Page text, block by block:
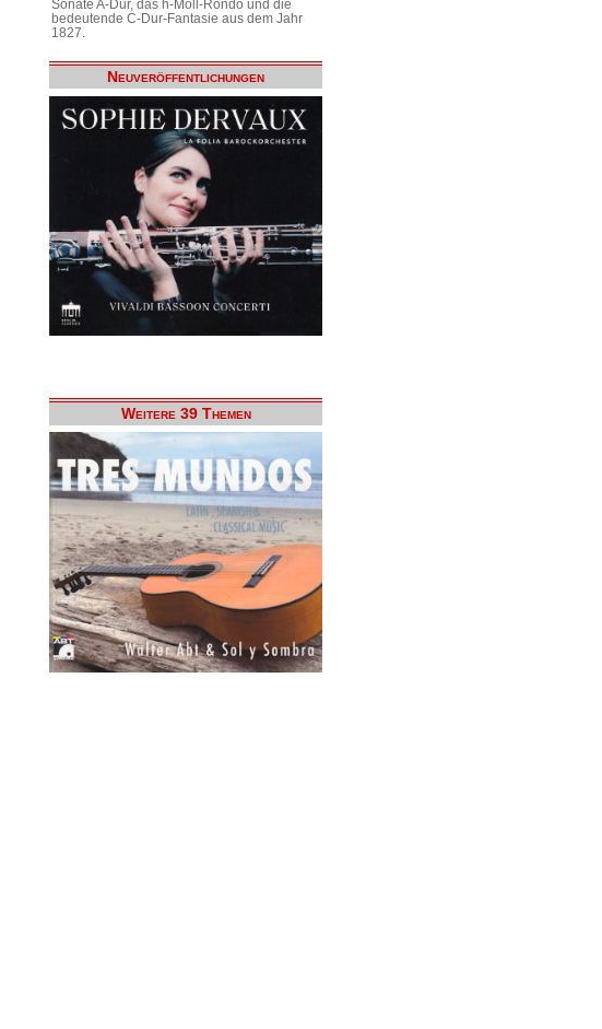
Sonate A-Dur, das h-Moll-Rondo und die
bedeutende C-Dur-Fantasie aus dem Jahr
1827.
Neuveröffentlichungen
Weitere 39 Themen